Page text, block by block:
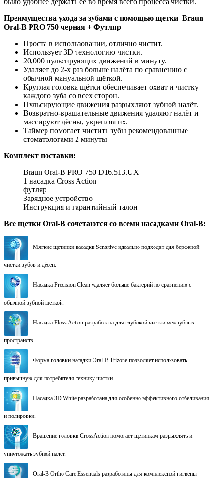
Преимущества ухода за зубами с помощью щетки Braun
Oral-B PRO 750 черная + Футляр
Проста в использовании, отлично чистит.
Использует 3D технологию чистки.
20,000 пульсирующих движений в минуту.
Удаляет до 2-х раз больше налёта по сравнению с
обычной мануальной щёткой.
Круглая головка щётки обеспечивает охват и чистку
каждого зуба со всех сторон.
Пульсирующие движения разрыхляют зубной налёт.
Возвратно-вращательные движения удаляют налёт и
массируют дёсны, укрепляя их.
Таймер помогает чистить зубы рекомендованные
стоматологами 2 минуты.
Комплект поставки:
Braun Oral-B PRO 750 D16.513.UX
1 насадка Cross Action
футляр
Зарядное устройство
Инструкция и гарантийный талон
Все щетки Oral-B cочетаются со всеми насадками Oral-B:
Мягкие щетинки насадки Sensitive идеально подходят для бережной
чистки зубов и дёсен.
Насадка Precision Clean удаляет больше бактерий по сравнению с
обычной зубной щеткой.
Насадка Floss Action разработана для глубокой чистки межзубных
пространств.
Форма головки насадки Oral-B Trizone позволяет использовать
привычную для потребителя технику чистки.
Насадка 3D White разработана для особенно эффективного отбеливания
и полировки.
Вращение головки CrossAction помогает щетинкам разрыхлять и
уничтожать зубной налет.
Oral-B Ortho Care Essentials разработаны для комплексной гигиены